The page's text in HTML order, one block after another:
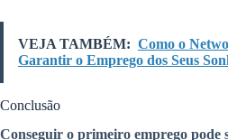
VEJA TAMBÉM: Como o
Garantir o Emprego dos Seus
Conclusão
Conseguir o primeiro emprego pode